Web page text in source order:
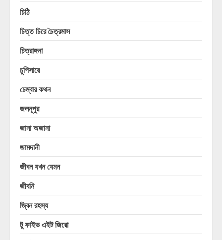
চিঠি
চিত্ত চিরে চৈত্রমাস
চিত্রাঙ্গনা
চুপিসারে
চেম্বার কথন
জলনূপুর
জানা অজানা
জামদানী
জীবন যখন যেমন
জীবনি
জ্বিন রহস্য
টু ফাইভ এইট জিরো